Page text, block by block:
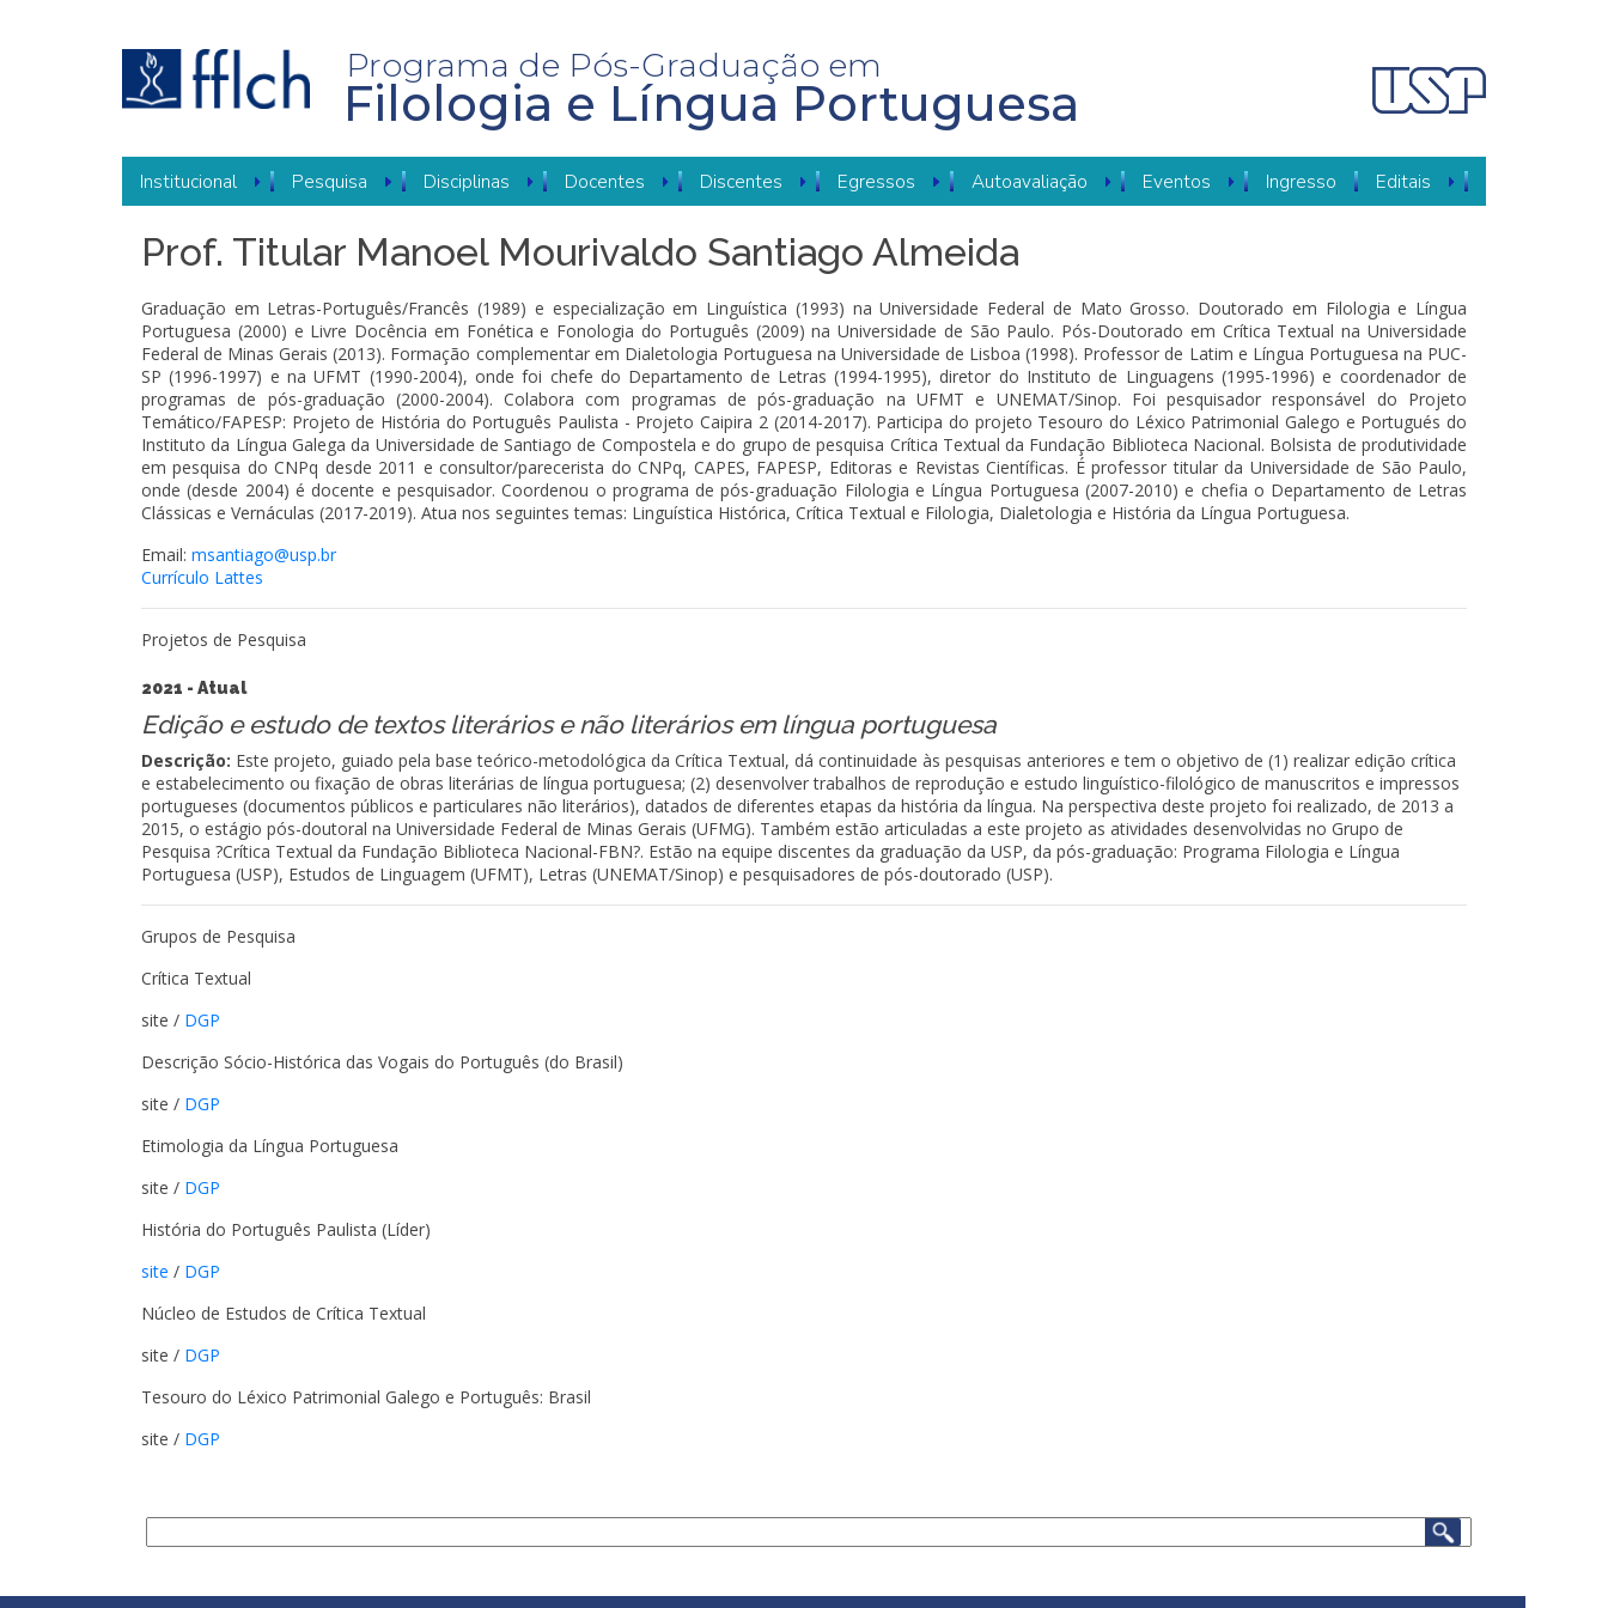
Programa de Pós-Graduação em
Filologia e Língua Portuguesa
NAVEGAÇÃO
PRINCIPAL
Institucional Pesquisa Disciplinas Docentes Discentes Egressos Autoavaliação Eventos Ingresso Editais
Prof. Titular Manoel Mourivaldo Santiago Almeida
Graduação em Letras-Português/Francês (1989) e especialização em Linguística (1993) na Universidade Federal de Mato Grosso. Doutorado em Filologia e Língua
Portuguesa (2000) e Livre Docência em Fonética e Fonologia do Português (2009) na Universidade de São Paulo. Pós-Doutorado em Crítica Textual na Universidade
Federal de Minas Gerais (2013). Formação complementar em Dialetologia Portuguesa na Universidade de Lisboa (1998). Professor de Latim e Língua Portuguesa na PUC-
SP (1996-1997) e na UFMT (1990-2004), onde foi chefe do Departamento de Letras (1994-1995), diretor do Instituto de Linguagens (1995-1996) e coordenador de
programas de pós-graduação (2000-2004). Colabora com programas de pós-graduação na UFMT e UNEMAT/Sinop. Foi pesquisador responsável do Projeto
Temático/FAPESP: Projeto de História do Português Paulista - Projeto Caipira 2 (2014-2017). Participa do projeto Tesouro do Léxico Patrimonial Galego e Portugués do
Instituto da Língua Galega da Universidade de Santiago de Compostela e do grupo de pesquisa Crítica Textual da Fundação Biblioteca Nacional. Bolsista de produtividade
em pesquisa do CNPq desde 2011 e consultor/parecerista do CNPq, CAPES, FAPESP, Editoras e Revistas Científicas. É professor titular da Universidade de São Paulo,
onde (desde 2004) é docente e pesquisador. Coordenou o programa de pós-graduação Filologia e Língua Portuguesa (2007-2010) e chefia o Departamento de Letras
Clássicas e Vernáculas (2017-2019). Atua nos seguintes temas: Linguística Histórica, Crítica Textual e Filologia, Dialetologia e História da Língua Portuguesa.
Email: msantiago@usp.br
Currículo Lattes
Projetos de Pesquisa
2021 - Atual
Edição e estudo de textos literários e não literários em língua portuguesa
Descrição: Este projeto, guiado pela base teórico-metodológica da Crítica Textual, dá continuidade às pesquisas anteriores e tem o objetivo de (1) realizar edição crítica
e estabelecimento ou fixação de obras literárias de língua portuguesa; (2) desenvolver trabalhos de reprodução e estudo linguístico-filológico de manuscritos e impressos
portugueses (documentos públicos e particulares não literários), datados de diferentes etapas da história da língua. Na perspectiva deste projeto foi realizado, de 2013 a
2015, o estágio pós-doutoral na Universidade Federal de Minas Gerais (UFMG). Também estão articuladas a este projeto as atividades desenvolvidas no Grupo de
Pesquisa ?Crítica Textual da Fundação Biblioteca Nacional-FBN?. Estão na equipe discentes da graduação da USP, da pós-graduação: Programa Filologia e Língua
Portuguesa (USP), Estudos de Linguagem (UFMT), Letras (UNEMAT/Sinop) e pesquisadores de pós-doutorado (USP).
Grupos de Pesquisa
Crítica Textual
site / DGP
Descrição Sócio-Histórica das Vogais do Português (do Brasil)
site / DGP
Etimologia da Língua Portuguesa
site / DGP
História do Português Paulista (Líder)
site / DGP
Núcleo de Estudos de Crítica Textual
site / DGP
Tesouro do Léxico Patrimonial Galego e Português: Brasil
site / DGP